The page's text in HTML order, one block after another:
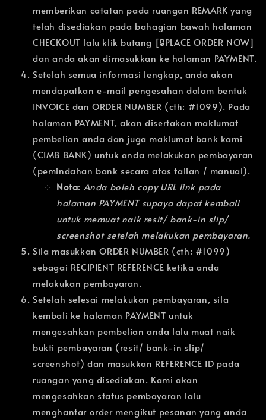
memberikan catatan pada ruangan REMARK yang
telah disediakan pada bahagian bawah halaman
CHECKOUT lalu klik butang [🔒PLACE ORDER NOW]
dan anda akan dimasukkan ke halaman PAYMENT.
Setelah semua informasi lengkap, anda akan
mendapatkan e-mail pengesahan dalam bentuk
INVOICE dan ORDER NUMBER (cth: #1099). Pada
halaman PAYMENT, akan disertakan maklumat
pembelian anda dan juga maklumat bank kami
(CIMB BANK) untuk anda melakukan pembayaran
(pemindahan bank secara atas talian / manual).
Nota: Anda boleh copy URL link pada
halaman PAYMENT supaya dapat kembali
untuk memuat naik resit/ bank-in slip/
screenshot setelah melakukan pembayaran.
Sila masukkan ORDER NUMBER (cth: #1099)
sebagai RECIPIENT REFERENCE ketika anda
melakukan pembayaran.
Setelah selesai melakukan pembayaran, sila
kembali ke halaman PAYMENT untuk
mengesahkan pembelian anda lalu muat naik
bukti pembayaran (resit/ bank-in slip/
screenshot) dan masukkan REFERENCE ID pada
ruangan yang disediakan. Kami akan
mengesahkan status pembayaran lalu
menghantar order mengikut pesanan yang anda